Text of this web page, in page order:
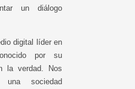
un diálogo
digital líder en
por su
la verdad. Nos
una sociedad